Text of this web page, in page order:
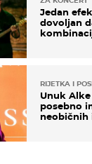
Jedan
dovoljan
RIJETKA I
Unuk
posebno
neobičnih